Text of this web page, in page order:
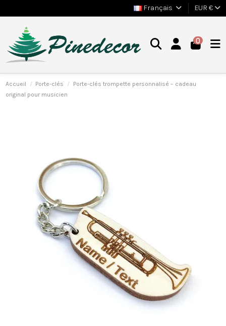
Français EUR €
0
Accueil Porte-clés
Porte-clés trompette personnalisé – cadeau
original pour musicien